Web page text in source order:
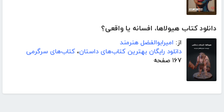
دانلود کتاب هیولاها، افسانه یا واقعی؟
از: امیرابوالفضل هنرمند
دانلود رایگان بهترین کتاب‌های داستان، کتاب‌های سرگرمی
۱۶۷ صفحه